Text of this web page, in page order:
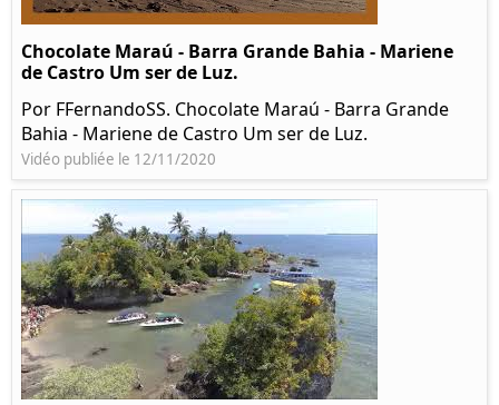
Chocolate Maraú - Barra Grande Bahia - Mariene
de Castro Um ser de Luz.
Por FFernandoSS. Chocolate Maraú - Barra Grande
Bahia - Mariene de Castro Um ser de Luz.
Vidéo publiée le 12/11/2020